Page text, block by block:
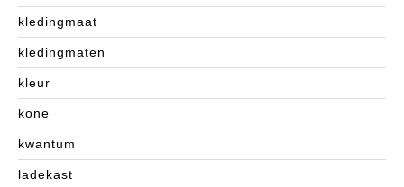
kledingmaat
kledingmaten
kleur
kone
kwantum
ladekast